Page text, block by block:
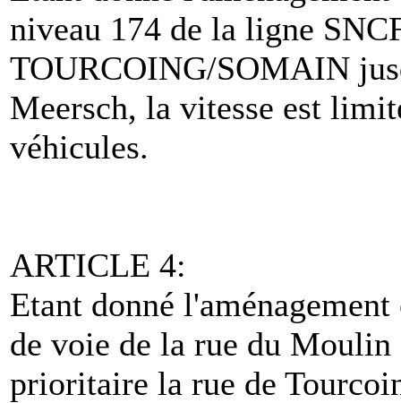
niveau 174 de la ligne
TOURCOING/SOMAIN
Meersch, la vitesse est
véhicules.
ARTICLE 4:
Etant donné
de voie de la rue du Moulin
prioritaire la rue de